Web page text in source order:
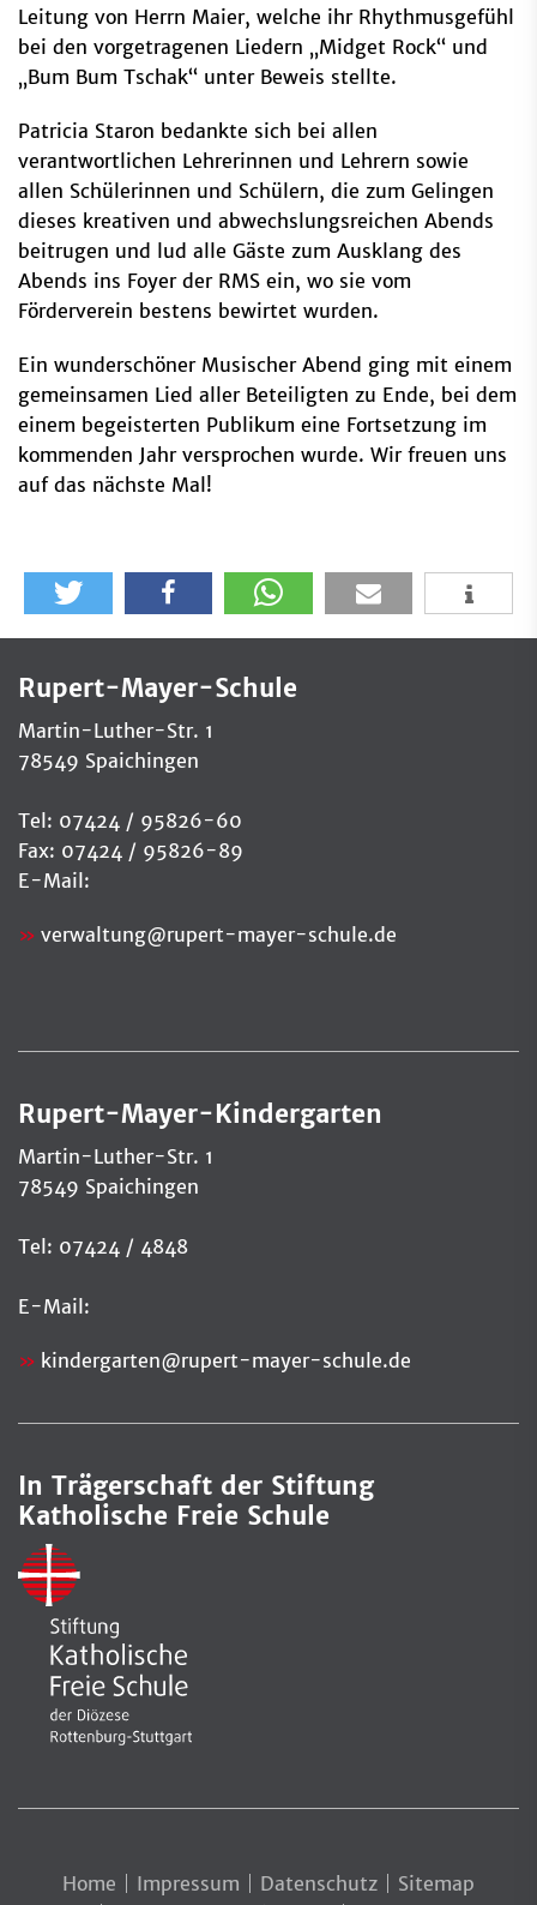
Leitung von Herrn Maier, welche ihr Rhythmusgefühl
bei den vorgetragenen Liedern „Midget Rock“ und
„Bum Bum Tschak“ unter Beweis stellte.
Patricia Staron bedankte sich bei allen
verantwortlichen Lehrerinnen und Lehrern sowie
allen Schülerinnen und Schülern, die zum Gelingen
dieses kreativen und abwechslungsreichen Abends
beitrugen und lud alle Gäste zum Ausklang des
Abends ins Foyer der RMS ein, wo sie vom
Förderverein bestens bewirtet wurden.
Ein wunderschöner Musischer Abend ging mit einem
gemeinsamen Lied aller Beteiligten zu Ende, bei dem
einem begeisterten Publikum eine Fortsetzung im
kommenden Jahr versprochen wurde. Wir freuen uns
auf das nächste Mal!
Rupert-Mayer-Schule
Martin-Luther-Str. 1
78549 Spaichingen
Tel: 07424 / 95826-60
Fax: 07424 / 95826-89
E-Mail:
verwaltung@rupert-mayer-schule.de
Rupert-Mayer-Kindergarten
Martin-Luther-Str. 1
78549 Spaichingen
Tel: 07424 / 4848
E-Mail:
kindergarten@rupert-mayer-schule.de
In Trägerschaft der Stiftung
Katholische Freie Schule
Home Impressum Datenschutz
Sitemap